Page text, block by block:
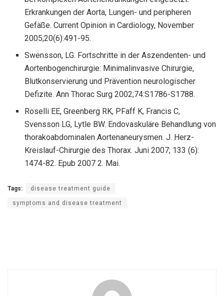
Erkrankungen der Aorta, Lungen- und peripheren
Gefäße. Current Opinion in Cardiology, November
2005;20(6):491-95.
Swensson, LG. Fortschritte in der Aszendenten- und
Aortenbogenchirurgie: Minimalinvasive Chirurgie,
Blutkonservierung und Prävention neurologischer
Defizite. Ann Thorac Surg 2002;74:S1786-S1788.
Roselli EE, Greenberg RK, PFaff K, Francis C,
Svensson LG, Lytle BW. Endovaskuläre Behandlung von
thorakoabdominalen Aortenaneurysmen. J. Herz-
Kreislauf-Chirurgie des Thorax. Juni 2007; 133 (6):
1474-82. Epub 2007 2. Mai.
Tags: disease treatment guide
symptoms and disease treatment